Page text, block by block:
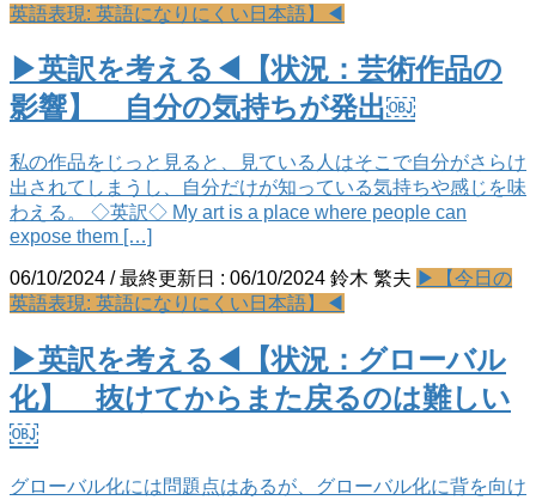
英語表現: 英語になりにくい日本語】◀
▶英訳を考える◀【状況：芸術作品の
影響】 自分の気持ちが発出￼
私の作品をじっと見ると、見ている人はそこで自分がさらけ
出されてしまうし、自分だけが知っている気持ちや感じを味
わえる。 ◇英訳◇ My art is a place where people can
expose them […]
06/10/2024 / 最終更新日 : 06/10/2024 鈴木 繁夫 ▶【今日の
英語表現: 英語になりにくい日本語】◀
▶英訳を考える◀【状況：グローバル
化】 抜けてからまた戻るのは難しい
￼
グローバル化には問題点はあるが、グローバル化に背を向け